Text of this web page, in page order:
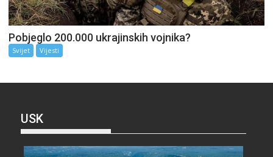
Pobjeglo 200.000 ukrajinskih vojnika?
Svijet Vijesti
USK